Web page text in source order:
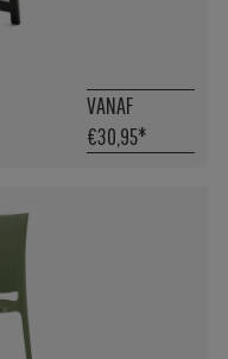
VANAF
€30,95*